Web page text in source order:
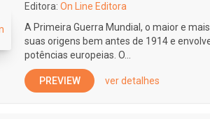
Editora: On Line Editora
A Primeira Guerra Mundial, o maior e
suas origens bem antes de 1914 e
potências europeias. O...
PREVIEW ver detalhes